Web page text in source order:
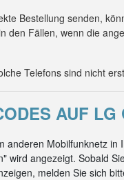
Bestellung senden,
den Fällen, wenn die
Telefons sind nicht
AUF LG
Mobilfunknetz in
angezeigt. Sobald
melden Sie sich